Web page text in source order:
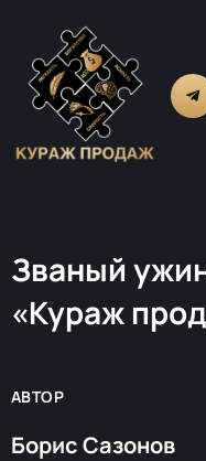
Званый
«Кураж
АВТОР
Борис Сазонов